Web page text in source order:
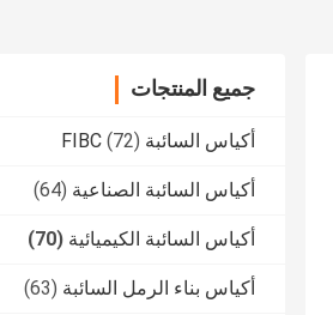
جميع المنتجات
أكياس السائبة FIBC (72)
أكياس السائبة الصناعية (64)
أكياس السائبة الكيميائية (70)
أكياس بناء الرمل السائبة (63)